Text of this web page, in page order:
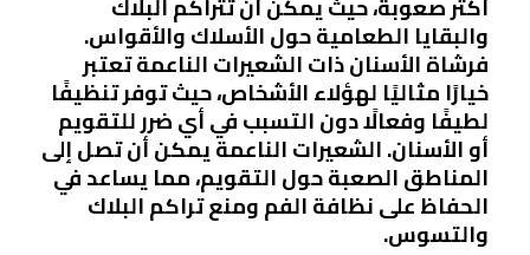
والبقايا الطعامية حول الأسلاك والأقواس.
فرشاة الأسنان ذات الشعيرات الناعمة تعتبر
خيارًا مثاليًا لهؤلاء الأشخاص، حيث توفر تنظيفًا
لطيفًا وفعالًا دون التسبب في أي ضرر للتقويم
أو الأسنان. الشعيرات الناعمة يمكن أن تصل إلى
المناطق الصعبة حول التقويم، مما يساعد في
الحفاظ على نظافة الفم ومنع تراكم البلاك
والتسوس.